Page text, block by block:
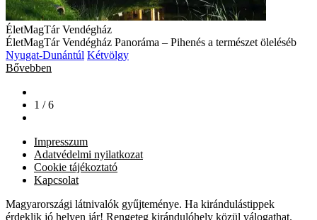
ÉletMagTár Vendégház
ÉletMagTár Vendégház Panoráma – Pihenés a természet öleléséb
Nyugat-Dunántúl Kétvölgy
Bővebben
1 / 6
Impresszum
Adatvédelmi nyilatkozat
Cookie tájékoztató
Kapcsolat
Magyarországi látnivalók gyűjteménye. Ha kirándulástippek
érdeklik jó helyen jár! Rengeteg kirándulóhely közül válogathat.